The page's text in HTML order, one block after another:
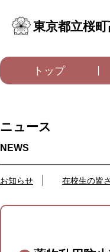
東京都立桜
トップ
ニュース
お知らせ 在校生の皆